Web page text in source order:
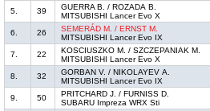
5.
39
GUERRA B. / ROZADA B.
MITSUBISHI Lancer Evo X
6.
26
SEMERÁD M. / ERNST M.
MITSUBISHI Lancer Evo IX
7.
22
KOSCIUSZKO M. / SZCZEPANIAK M.
MITSUBISHI Lancer Evo X
8.
32
GORBAN V. / NIKOLAYEV A.
MITSUBISHI Lancer Evo IX
9.
50
PRITCHARD J. / FURNISS D.
SUBARU Impreza WRX Sti